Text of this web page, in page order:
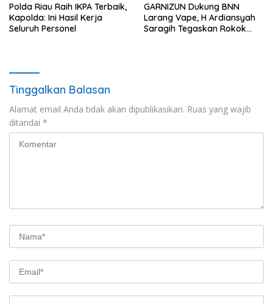
Polda Riau Raih IKPA Terbaik,
Kapolda: Ini Hasil Kerja
Seluruh Personel
GARNIZUN Dukung BNN
Larang Vape, H Ardiansyah
Saragih Tegaskan Rokok
Tinggalkan Balasan
Alamat email Anda tidak akan dipublikasikan. Ruas yang wajib
ditandai *